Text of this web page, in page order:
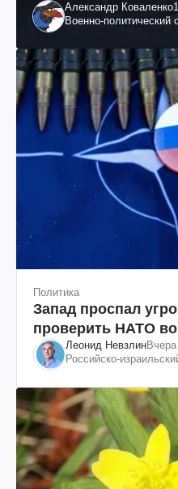
как это удалось
Александр Коваленко
Военно-политический
Политика
Запад проспал
проверить НАТО
Леонид НевзлинВчера
Российско-
"ЮКОСа"